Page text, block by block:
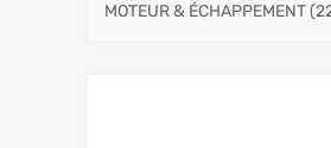
MOTEUR & ÉCHAPPEMENT